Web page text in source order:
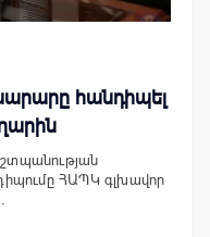
հանդիպել
ՀԱՊԿ գլխավոր